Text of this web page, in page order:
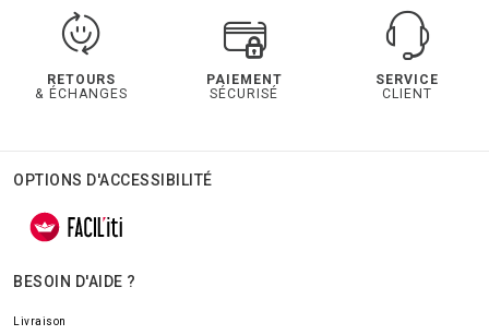
RETOURS
& ÉCHANGES
PAIEMENT
SÉCURISÉ
SERVICE
CLIENT
OPTIONS D'ACCESSIBILITÉ
BESOIN D'AIDE ?
Livraison